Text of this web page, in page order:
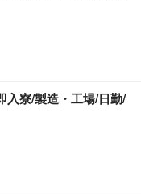
入寮/製造・工場/日勤/